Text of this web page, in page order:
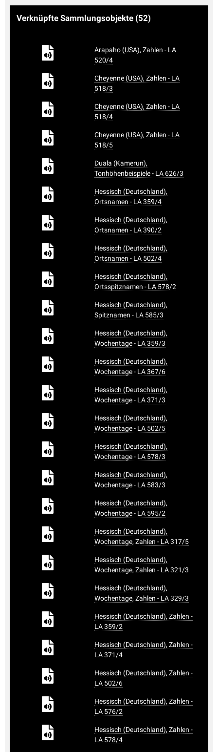
Verknüpfte Sammlungsobjekte (52)
Arapaho (USA), Zahlen - LA
520/4
Cheyenne (USA), Zahlen - LA
518/3
Cheyenne (USA), Zahlen - LA
518/4
Cheyenne (USA), Zahlen - LA
518/5
Duala (Kamerun),
Tonhöhenbeispiele - LA 626/3
Hessisch (Deutschland),
Ortsnamen - LA 359/4
Hessisch (Deutschland),
Ortsnamen - LA 390/2
Hessisch (Deutschland),
Ortsnamen - LA 502/4
Hessisch (Deutschland),
Ortsspitznamen - LA 578/2
Hessisch (Deutschland),
Spitznamen - LA 585/3
Hessisch (Deutschland),
Wochentage - LA 359/3
Hessisch (Deutschland),
Wochentage - LA 367/6
Hessisch (Deutschland),
Wochentage - LA 371/3
Hessisch (Deutschland),
Wochentage - LA 502/5
Hessisch (Deutschland),
Wochentage - LA 578/3
Hessisch (Deutschland),
Wochentage - LA 583/3
Hessisch (Deutschland),
Wochentage - LA 595/2
Hessisch (Deutschland),
Wochentage, Zahlen - LA 317/5
Hessisch (Deutschland),
Wochentage, Zahlen - LA 321/3
Hessisch (Deutschland),
Wochentage, Zahlen - LA 329/3
Hessisch (Deutschland), Zahlen -
LA 359/2
Hessisch (Deutschland), Zahlen -
LA 371/4
Hessisch (Deutschland), Zahlen -
LA 502/6
Hessisch (Deutschland), Zahlen -
LA 576/2
Hessisch (Deutschland), Zahlen -
LA 578/4